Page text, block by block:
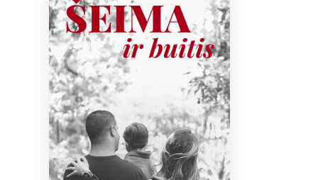
Naujienos
Bibliotekoms
+370 667 80 541
info@elvislab.lt